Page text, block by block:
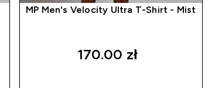
MP Men's Velocity Ultra T-Shirt - Mist
170.00 zł‎